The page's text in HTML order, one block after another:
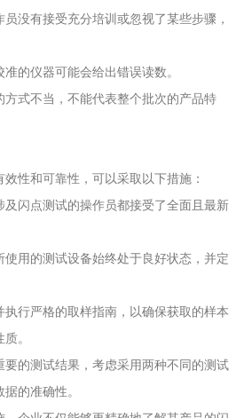
没有接受充分培训或忽视了某些步骤，
的仪器可能会给出错误读数。
方式不当，不能代表整个批次的产品特
性和可靠性，可以采取以下措施：
及闪点测试的操作员都接受了全面且最新
使用的测试设备始终处于良好状态，并定
执行严格的取样指南，以确保获取的样本
。
要的测试结果，考虑采用两种不同的测试
的准确性。